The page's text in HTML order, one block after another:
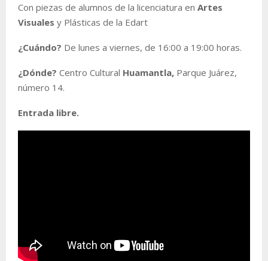
Con piezas de alumnos de la licenciatura en Artes
Visuales y Plásticas de la Edart
¿Cuándo? De lunes a viernes, de 16:00 a 19:00 horas.
¿Dónde? Centro Cultural Huamantla, Parque Juárez,
número 14.
Entrada libre.